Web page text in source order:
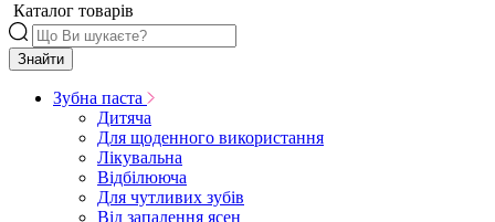
Каталог товарів
Знайти
Зубна паста
Дитяча
Для щоденного використання
Лікувальна
Відбілююча
Для чутливих зубів
Від запалення ясен